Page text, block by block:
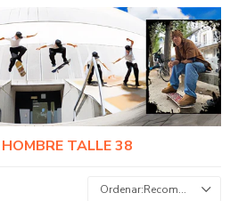
TALLE 38
Recomendados